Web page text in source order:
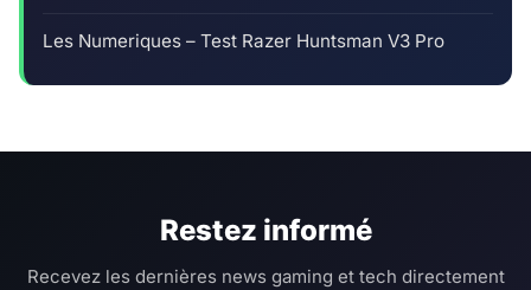
Les Numeriques – Test Razer Huntsman V3 Pro
Restez informé
Recevez les dernières news gaming et tech directement